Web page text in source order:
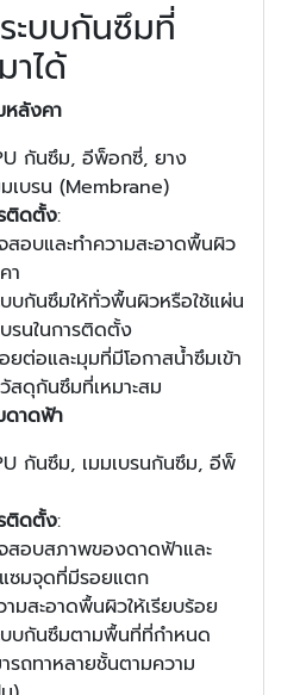
ะบบกันซึมที่
าได้
ลังคา
กันซึม, อีพ็อกซี่, ยาง
เบรน (Membrane)
ติดตั้ง:
สอบและทำความสะอาดพื้นผิว
า
บบกันซึมให้ทั่วพื้นผิวหรือใช้แผ่น
บรนในการติดตั้ง
ยต่อและมุมที่มีโอกาสน้ำซึมเข้า
สดุกันซึมที่เหมาะสม
ดาดฟ้า
กันซึม, เมมเบรนกันซึม, อีพ็
ติดตั้ง:
สอบสภาพของดาดฟ้าและ
ซมจุดที่มีรอยแตก
ามสะอาดพื้นผิวให้เรียบร้อย
บบกันซึมตามพื้นที่ที่กำหนด
รถทาหลายชั้นตามความ